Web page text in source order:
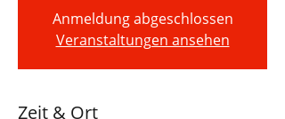
Anmeldung abgeschlossen
Veranstaltungen ansehen
Zeit & Ort